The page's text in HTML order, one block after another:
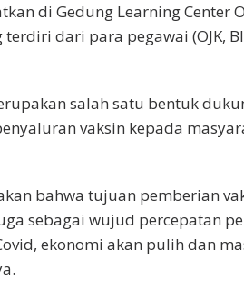
di Gedung Learning Center
dari para pegawai (OJK,
salah satu bentuk
vaksin kepada
bahwa tujuan pemberian
sebagai wujud percepatan
ekonomi akan pulih dan